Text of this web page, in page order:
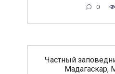
0
Частный
Мадагаскар,